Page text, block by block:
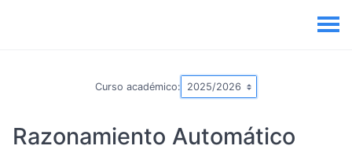
Curso académico:
Razonamiento Automático